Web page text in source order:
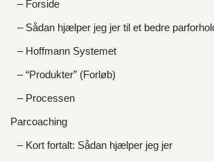
– Forside
– Sådan hjælper jeg jer til et bedre
– Hoffmann Systemet
– “Produkter” (Forløb)
– Processen
Parcoaching
– Kort fortalt: Sådan hjælper jeg jer